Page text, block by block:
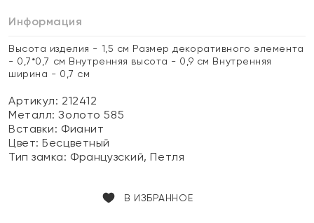
Информация
Высота изделия - 1,5 см Размер декоративного элемента
- 0,7*0,7 см Внутренняя высота - 0,9 см Внутренняя
ширина - 0,7 см
Артикул: 212412
Металл:Золото 585
Вставки: Фианит
Цвет:Бесцветный
Тип замка: Французский, Петля
В ИЗБРАННОЕ